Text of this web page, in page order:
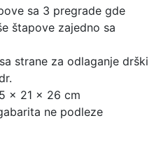
sa 3 pregrade gde
štapove zajedno sa
strane za odlaganje drški
x 21 x 26 cm
ne podleze